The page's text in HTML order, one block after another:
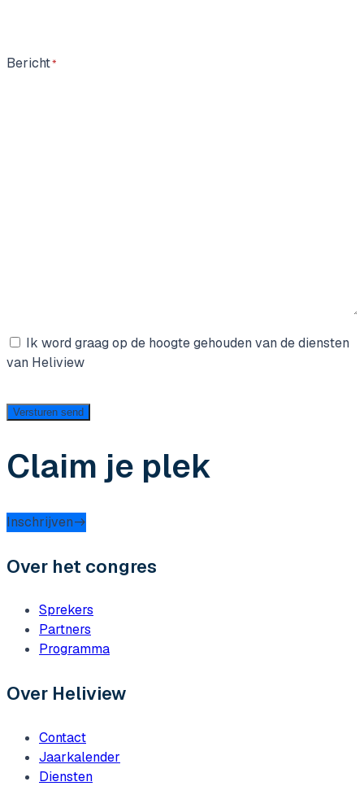
Bericht
Aanmelding
nieuwsbrief
Ik word graag op de hoogte gehouden van de diensten
van Heliview
Versturen send
Claim je plek
Inschrijven
Over het congres
Sprekers
Partners
Programma
Over Heliview
Contact
Jaarkalender
Diensten